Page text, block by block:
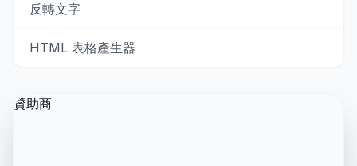
反轉文字
HTML 表格產生器
贊助商